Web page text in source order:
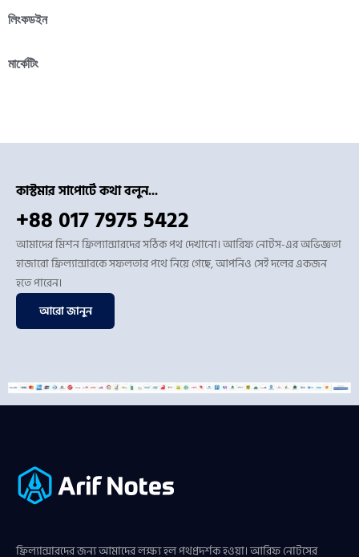
লিংকডইন
মার্কেটিং
কাস্টমার সাপোর্টে কথা বলুন...
+88 017 7975 5422
আমাদের মিশন ফ্রিল্যান্সারদের সঠিক পথ দেখানো। আরিফ নোটস-এর অভিজ্ঞতা
হাজারো ফ্রিল্যান্সারকে সফলতার পথে নিয়ে গেছে, আপনিও সেই দলের একজন
হতে পারেন।
আরো জানুন
ফ্রিল্যান্সারদের জন্য আমাদের লক্ষ্য হল পথপ্রদর্শক হওয়া। আরিফ নোটসের